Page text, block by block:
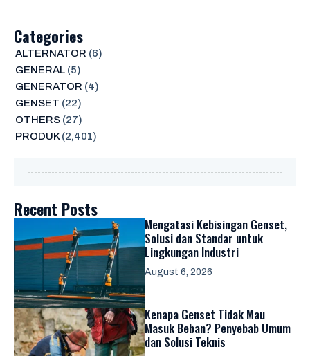
Categories
ALTERNATOR (6)
GENERAL(5)
GENERATOR (4)
GENSET (22)
OTHERS(27)
PRODUK(2,401)
Recent Posts
Mengatasi Kebisingan Genset,
Solusi dan Standar untuk
Lingkungan Industri
August 6, 2026
Kenapa Genset Tidak Mau
Masuk Beban? Penyebab Umum
dan Solusi Teknis